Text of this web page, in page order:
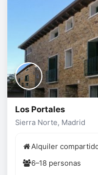
Los Portales
Sierra Norte, Madrid
Alquiler
6–18 personas